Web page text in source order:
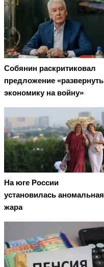
Собянин раскритиковал
предложение «развернуть
экономику на войну»
На юге России
установилась аномальная
жара